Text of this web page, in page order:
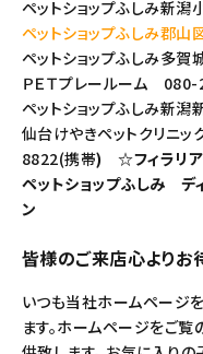
ペットショップふしみ新
ペットショップふしみ郡
ペットショップふしみ多
ＰＥＴプレールーム
ペットショップふしみ新
仙台けやきペットクリ
8822(携帯) ☆フィラリア
ペットショップふしみ デ
ン
皆様のご来店心よりお
いつも当社ホームページ
ます。ホームページをご